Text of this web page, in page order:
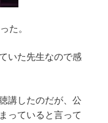
た。
いた先生なので感
講したのだが、公
っていると言って